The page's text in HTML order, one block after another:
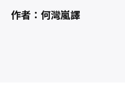
作者：何灣嵐譯